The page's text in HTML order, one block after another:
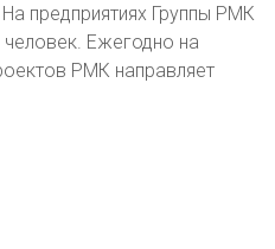
предприятиях Группы РМК
Ежегодно на
РМК направляет